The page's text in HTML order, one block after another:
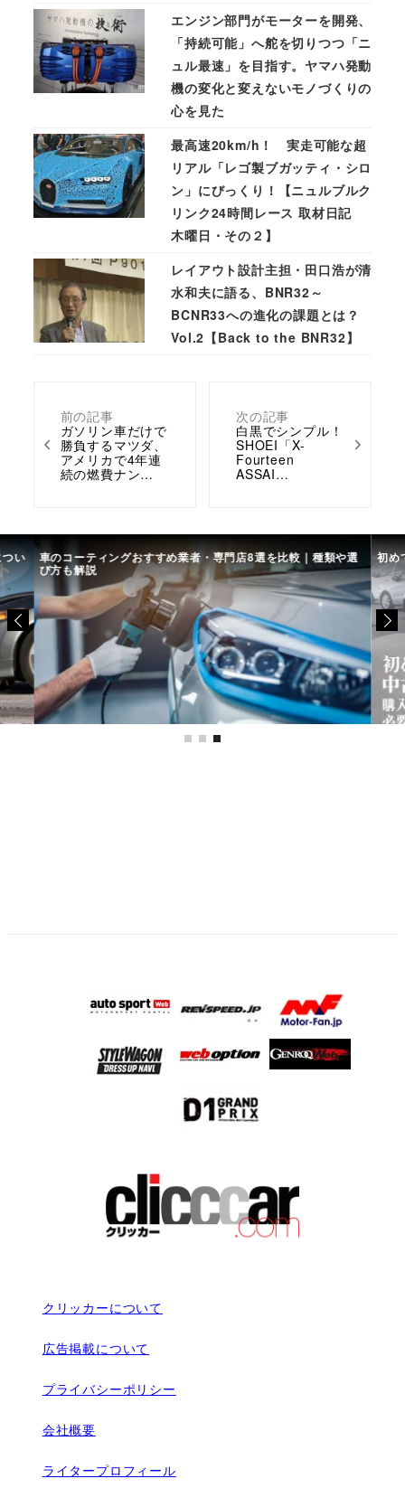
前の記事
ガソリン車だけで
勝負するマツダ、
アメリカで4年連
続の燃費ナン…
次の記事
白黒でシンプル！
SHOEI「X-
Fourteen
ASSAI…
エンジン部門がモーターを開発、
「持続可能」へ舵を切りつつ「ニ
ュル最速」を目指す。ヤマハ発動
機の変化と変えないモノづくりの
心を見た
最高速20km/h！ 実走可能な超
リアル「レゴ製ブガッティ・シロ
ン」にびっくり！【ニュルブルク
リンク24時間レース 取材日記
木曜日・その２】
レイアウト設計主担・田口浩が清
水和夫に語る、BNR32～
BCNR33への進化の課題とは？
Vol.2【Back to the BNR32】
い 車のコーティングおすすめ業者・専門店8選を比較｜種類や選
び方も解説
初め
クリッカーについて
広告掲載について
プライバシーポリシー
会社概要
ライタープロフィール